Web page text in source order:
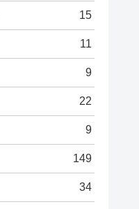
15
11
9
22
9
149
34